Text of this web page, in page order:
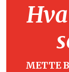
METTE